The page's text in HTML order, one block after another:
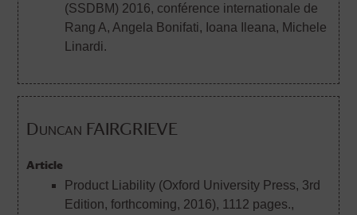
(SSDBM) 2016, conférence internationale de
Rang A, Angela Bonifati, Ioana Ileana, Michele
Linardi.
Duncan FAIRGRIEVE
Article
Product Liability (Oxford University Press, 3rd
Edition, forthcoming, 2016), 1112 pages.,